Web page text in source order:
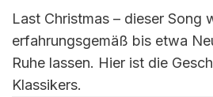
Last Christmas – dieser Song
erfahrungsgemäß bis etwa
Ruhe lassen. Hier ist die
Klassikers.